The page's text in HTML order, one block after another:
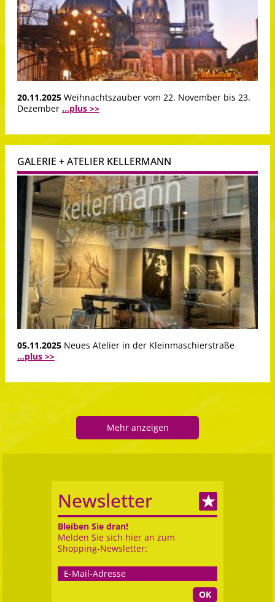
20.11.2025 Weihnachtszauber vom 22. November bis 23.
Dezember ...plus >>
GALERIE + ATELIER KELLERMANN
05.11.2025 Neues Atelier in der Kleinmaschierstraße
...plus >>
Mehr anzeigen
Newsletter
Bleiben Sie dran!
Melden Sie sich hier an zum
Shopping-Newsletter:
OK